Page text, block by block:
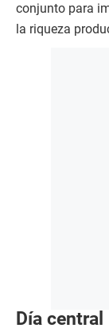
conjunto para
la riqueza
Día central